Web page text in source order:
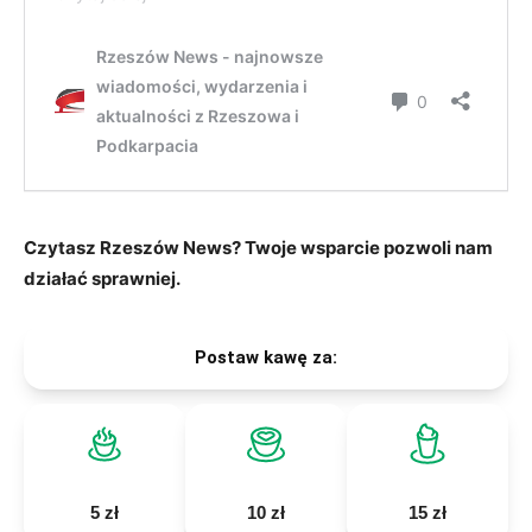
Czytasz Rzeszów News? Twoje wsparcie pozwoli nam
działać sprawniej.
Postaw kawę za:
5 zł 10 zł 15 zł